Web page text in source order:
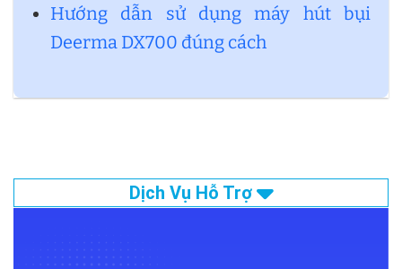
Hướng dẫn sử dụng máy hút bụi
Deerma DX700 đúng cách
Dịch Vụ Hỗ Trợ